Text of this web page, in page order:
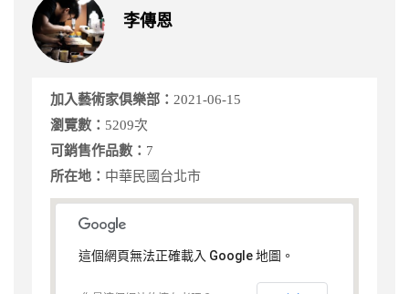
李傳恩
加入藝術家俱樂部： 2021-06-15
瀏覽數： 5209次
可銷售作品數： 7
所在地： 中華民國台北市
這個網頁無法正確載入 Google 地圖。